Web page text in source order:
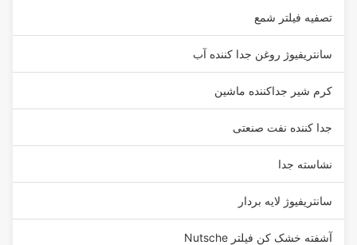
تصفیه فیلتر شمع
سانتریفیوژ روغن جدا کننده آب
کرم شیر جداکننده ماشین
جدا کننده نفت صنعتی
نشاسته جدا
سانتریفیوژ لایه بردار
آشفته خشک کن فیلتر Nutsche